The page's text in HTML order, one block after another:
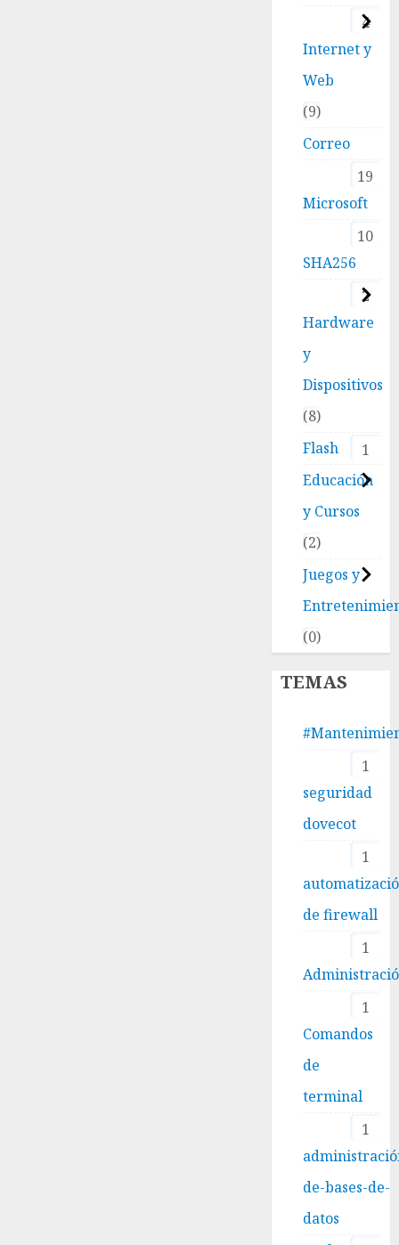
4
Internet y
Web
9
Correo
19
Microsoft
10
SHA256
2
Hardware
y
Dispositivos
8
Flash
1
Educación
y Cursos
2
Juegos y
0
TEMAS
1
seguridad
dovecot
1
de firewall
1
1
Comandos
de
terminal
1
de-bases-de-
datos